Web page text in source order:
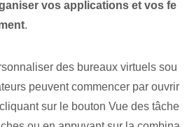
vos applications et vos fe
.
des bureaux virtuels sou
peuvent commencer par ouvrir
sur le bouton Vue des tâche